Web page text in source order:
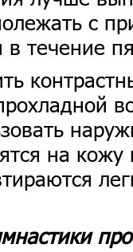
с
в течение
на кожу